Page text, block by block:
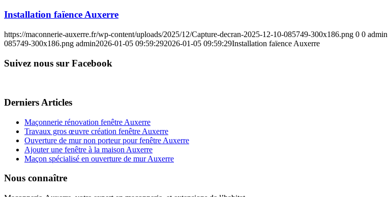
Installation faïence Auxerre
https://maconnerie-auxerre.fr/wp-content/uploads/2025/12/Capture-decran-2025-12-10-085749-300x186.png 0 0 admin
085749-300x186.png admin2026-01-05 09:59:292026-01-05 09:59:29Installation faïence Auxerre
Suivez nous sur Facebook
Derniers Articles
Maçonnerie rénovation fenêtre Auxerre
Travaux gros œuvre création fenêtre Auxerre
Ouverture de mur non porteur pour fenêtre Auxerre
Ajouter une fenêtre à la maison Auxerre
Maçon spécialisé en ouverture de mur Auxerre
Nous connaître